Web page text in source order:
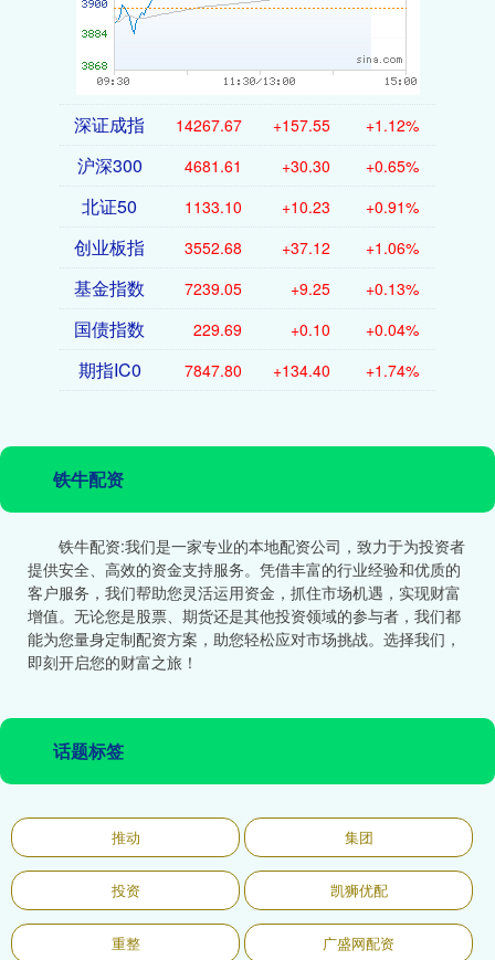
深证成指 14267.67 +157.55 +1.12%
沪深300 4681.61 +30.30 +0.65%
北证50 1133.10 +10.23 +0.91%
创业板指 3552.68 +37.12 +1.06%
基金指数 7239.05 +9.25 +0.13%
国债指数 229.69 +0.10 +0.04%
期指IC0 7847.80 +134.40 +1.74%
铁牛配资
铁牛配资:我们是一家专业的本地配资公司，致力于为投资者
提供安全、高效的资金支持服务。凭借丰富的行业经验和优质的
客户服务，我们帮助您灵活运用资金，抓住市场机遇，实现财富
增值。无论您是股票、期货还是其他投资领域的参与者，我们都
能为您量身定制配资方案，助您轻松应对市场挑战。选择我们，
即刻开启您的财富之旅！
话题标签
推动 集团
投资 凯狮优配
重整 广盛网配资